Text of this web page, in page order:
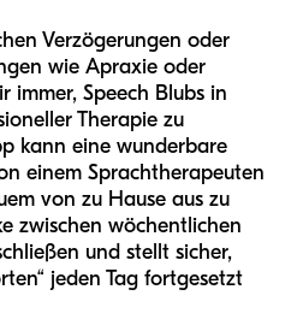
Verzögerungen oder
wie Apraxie oder
immer, Speech Blubs in
Therapie zu
kann eine wunderbare
einem Sprachtherapeuten
von zu Hause aus zu
zwischen wöchentlichen
und stellt sicher,
jeden Tag fortgesetzt